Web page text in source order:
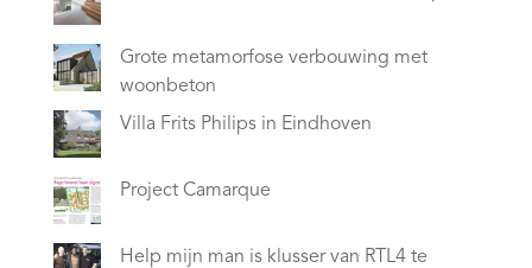
Grote metamorfose verbouwing met
woonbeton
Villa Frits Philips in Eindhoven
Project Camarque
Help mijn man is klusser van RTL4 te